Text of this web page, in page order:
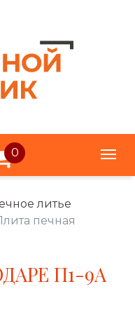
0
литье
печная
П1-9А